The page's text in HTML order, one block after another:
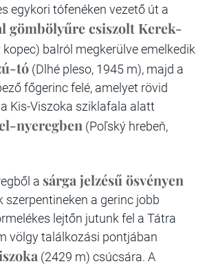
egykori tófenéken vezető út a
gömbölyűre csiszolt Kerek-
kopec) balról megkerülve emelkedik
tó (Dlhé pleso, 1945 m), majd a
főgerinc felé, amelyet rövid
Kis-Viszoka sziklafala alatt
nyeregben (Poľský hrebeň,
a sárga jelzésű ösvényen
szerpentineken a gerinc jobb
lejtőn jutunk fel a Tátra
völgy találkozási pontjában
(2429 m) csúcsára. A